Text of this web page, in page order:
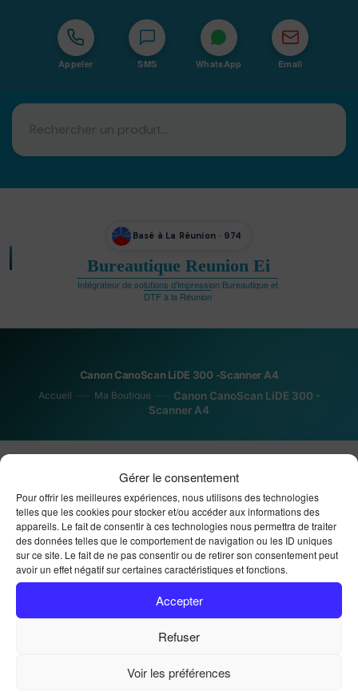
Gérer le consentement
Pour offrir les meilleures expériences, nous utilisons des technologies
telles que les cookies pour stocker et/ou accéder aux informations des
appareils. Le fait de consentir à ces technologies nous permettra de traiter
des données telles que le comportement de navigation ou les ID uniques
sur ce site. Le fait de ne pas consentir ou de retirer son consentement peut
avoir un effet négatif sur certaines caractéristiques et fonctions.
Accepter
Refuser
Voir les préférences
Appeler SMS WhatsApp Email
Basé à La Réunion · 974
Bureautique Reunion Ei
Intégrateur de solutions d'impression Bureautique et
DTF à la Réunion
Canon CanoScan LiDE 300 -Scanner A4
Accueil Ma Boutique
Canon CanoScan LiDE 300 -
Scanner A4
Canon CanoScan LiDE
300 -Scanner A4